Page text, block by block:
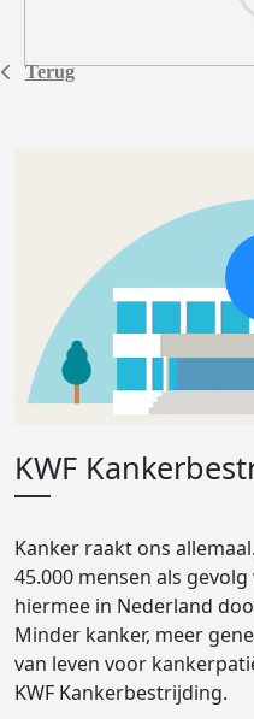
Terug
KWF
Kanker raakt ons
45.000 mensen als
hiermee in Nederland
Minder kanker, meer
van leven voor
KWF Kankerbestrijding.